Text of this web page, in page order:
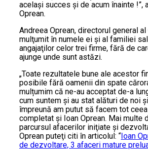
acelaşi succes şi de acum înainte !”,
Oprean.
Andreea Oprean, directorul general al
mulţumit în numele ei şi al familiei
angajaţilor celor trei firme, fără de
ajunge unde sunt astăzi.
„Toate rezultatele bune ale acestor
posibile fără oamenii din spate
mulțumim că ne-au acceptat de-a
cum suntem și au stat alături de noi
împreună am putut să facem tot
completat şi Ioan Oprean. Mai multe
parcursul afacerilor iniţiate şi
Oprean puteţi citi în articolul: “Ioan
de dezvoltare, 3 afaceri mature